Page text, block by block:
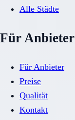
Alle Städte
Für Anbieter
Für Anbieter
Preise
Qualität
Kontakt